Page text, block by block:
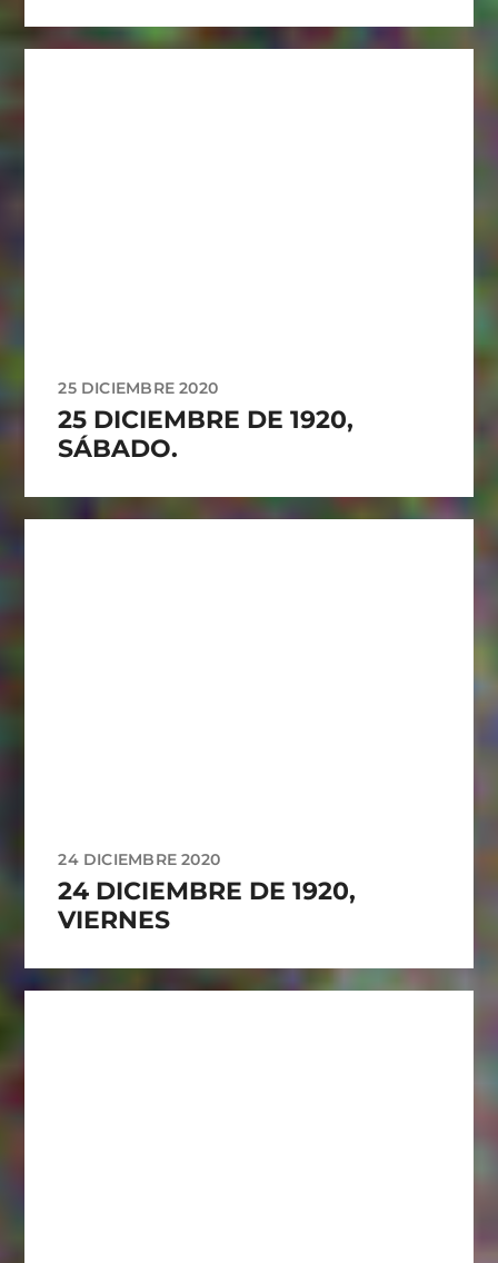
25 DICIEMBRE 2020
25 DICIEMBRE DE 1920,
SÁBADO.
24 DICIEMBRE 2020
24 DICIEMBRE DE 1920,
VIERNES